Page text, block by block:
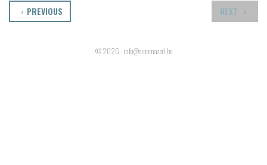
NEXT
PREVIOUS
© 2026 - info@cinemazed.be